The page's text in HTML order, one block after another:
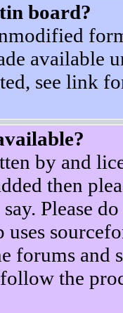
board?
available
see link
by and
then
Please
forums
the